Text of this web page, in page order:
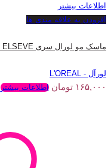
اطلاعات بیشتر
افزودن به علاقه مندی ها
ماسک مو لورال سری ELSEVE مدل TOTAL REPAIR حجم 300
لورآل - L'OREAL
۱۶۵,۰۰۰ تومان اطلاعات بیشتر